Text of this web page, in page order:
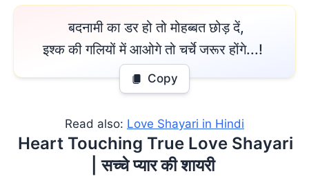
बदनामी का डर हो तो मोहब्बत छोड़ दें,
इश्क की गलियों में आओगे तो चर्चे जरूर होंगे...!
Copy
Read also: Love Shayari in Hindi
| सच्चे प्यार की शायरी